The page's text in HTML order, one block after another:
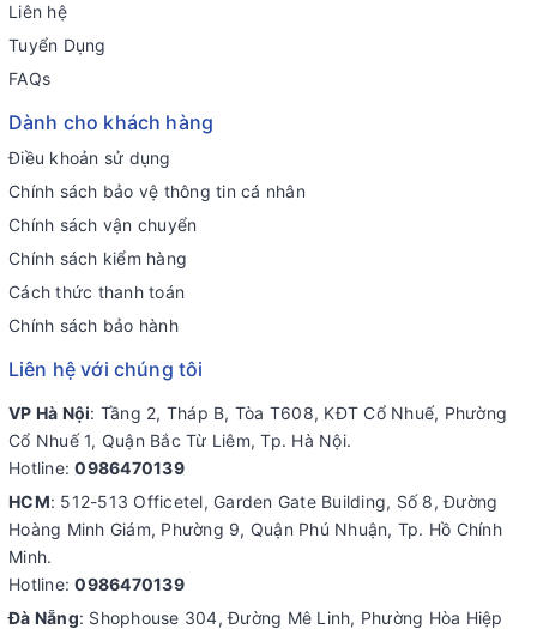
Liên hệ
Tuyển Dụng
FAQs
Dành cho khách hàng
Điều khoản sử dụng
Chính sách bảo vệ thông tin cá nhân
Chính sách vận chuyển
Chính sách kiểm hàng
Cách thức thanh toán
Chính sách bảo hành
Liên hệ với chúng tôi
VP Hà Nội: Tầng 2, Tháp B, Tòa T608, KĐT Cổ Nhuế, Phường
Cổ Nhuế 1, Quận Bắc Từ Liêm, Tp. Hà Nội.
Hotline:0986470139
HCM: 512-513 Officetel, Garden Gate Building, Số 8, Đường
Hoàng Minh Giám, Phường 9, Quận Phú Nhuận, Tp. Hồ Chính
Minh.
Hotline:0986470139
Đà Nẵng: Shophouse 304, Đường Mê Linh, Phường Hòa Hiệp